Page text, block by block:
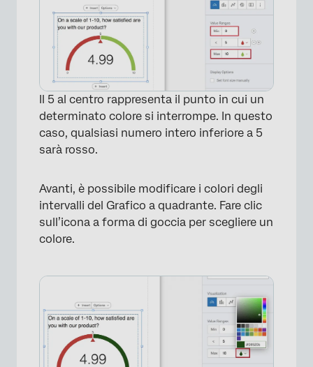
Il 5 al centro rappresenta il punto in cui un
determinato colore si interrompe. In questo
caso, qualsiasi numero intero inferiore a 5
sarà rosso.
Avanti, è possibile modificare i colori degli
intervalli del Grafico a quadrante. Fare clic
sull’icona a forma di goccia per scegliere un
colore.